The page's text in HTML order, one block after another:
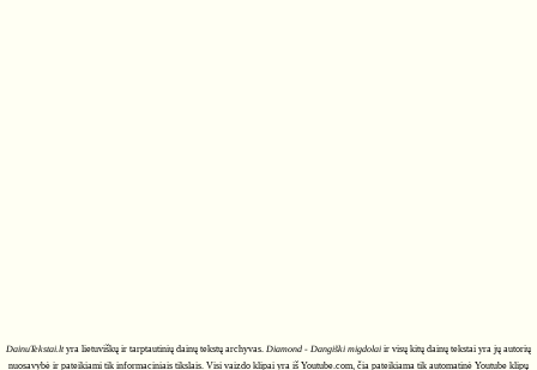
DainuTekstai.ltyra lietuviškų ir tarptautinių dainų tekstų archyvas. Diamond - Dangiški migdolai ir visų kitų dainų tekstai yra jų autorių
nuosavybė ir pateikiami tik informaciniais tikslais. Visi vaizdo klipai yra iš Youtube.com, čia pateikiama tik automatinė Youtube klipų